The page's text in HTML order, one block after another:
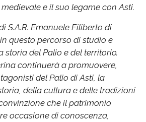
e il suo legame con Asti.
S.A.R. Emanuele Filiberto di
questo percorso di studio e
storia del Palio e del territorio.
continuerà a promuovere,
del Palio di Asti, la
della cultura e delle tradizioni
che il patrimonio
occasione di conoscenza,